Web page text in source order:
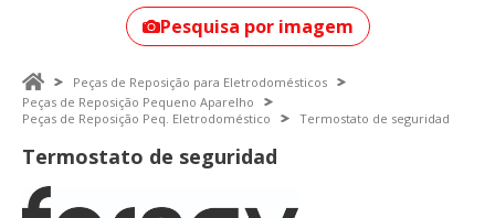
Pesquisa por imagem
Peças de Reposição para Eletrodomésticos
Peças de Reposição Pequeno Aparelho
Peças de Reposição Peq. Eletrodoméstico
Termostato de seguridad
Termostato de seguridad